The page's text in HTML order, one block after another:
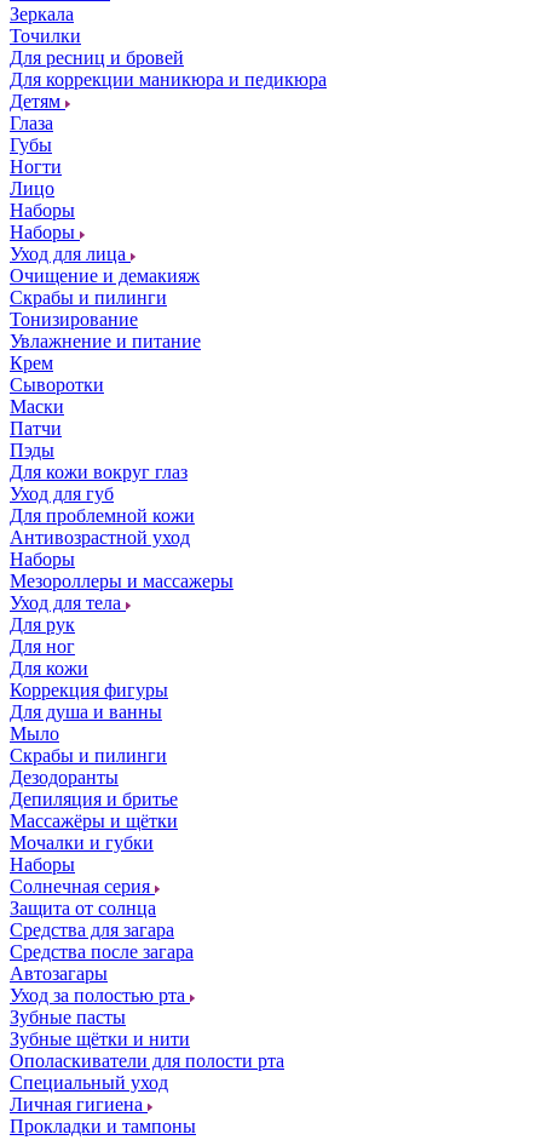
Зеркала
Точилки
Для ресниц и бровей
Для коррекции маникюра и педикюра
Детям
Глаза
Губы
Ногти
Лицо
Наборы
Наборы
Уход для лица
Очищение и демакияж
Скрабы и пилинги
Тонизирование
Увлажнение и питание
Крем
Сыворотки
Маски
Патчи
Пэды
Для кожи вокруг глаз
Уход для губ
Для проблемной кожи
Антивозрастной уход
Наборы
Мезороллеры и массажеры
Уход для тела
Для рук
Для ног
Для кожи
Коррекция фигуры
Для душа и ванны
Мыло
Скрабы и пилинги
Дезодоранты
Депиляция и бритье
Массажёры и щётки
Мочалки и губки
Наборы
Солнечная серия
Защита от солнца
Средства для загара
Средства после загара
Автозагары
Уход за полостью рта
Зубные пасты
Зубные щётки и нити
Ополаскиватели для полости рта
Специальный уход
Личная гигиена
Прокладки и тампоны